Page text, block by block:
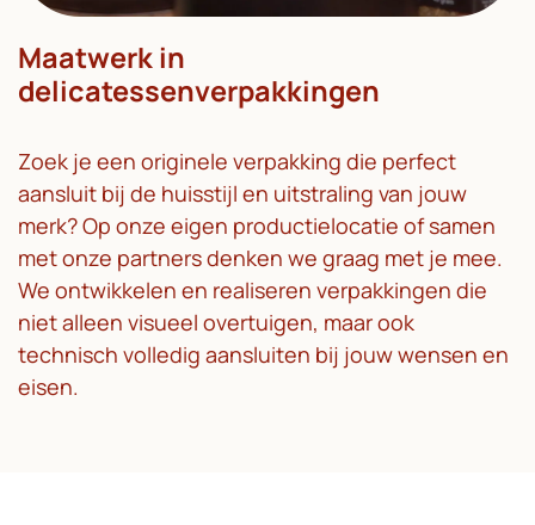
Maatwerk in
delicatessenverpakkingen
Zoek je een originele verpakking die perfect
aansluit bij de huisstijl en uitstraling van jouw
merk? Op onze eigen productielocatie of samen
met onze partners denken we graag met je mee.
We ontwikkelen en realiseren verpakkingen die
niet alleen visueel overtuigen, maar ook
technisch volledig aansluiten bij jouw wensen en
eisen.